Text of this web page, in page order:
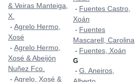
& Veiras Manteiga,
X.
- Agrelo Hermo,
Xosé
- Agrelo Hermo,
Xosé & Abeijón
Nuñez Fco.
- Agrelo, Xosé &
- Fuentes Castro,
Xoán
- Fuentes
Mascarell, Carolina
- Fuentes, Xoán
G
- G. Aneiros,